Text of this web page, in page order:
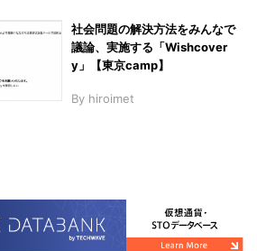
社会問題の解決方法をみんなで
議論、実施する「Wishcover
y」【東京camp】
By hiroimet